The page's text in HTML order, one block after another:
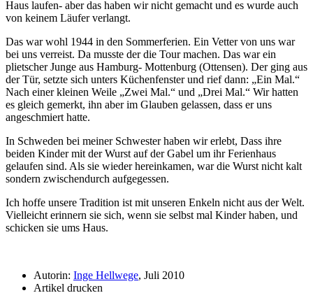
Haus laufen- aber das haben wir nicht gemacht und es wurde auch
von keinem Läufer verlangt.
Das war wohl 1944 in den Sommerferien. Ein Vetter von uns war
bei uns verreist. Da musste der die Tour machen. Das war ein
plietscher Junge aus Hamburg- Mottenburg (Ottensen). Der ging aus
der Tür, setzte sich unters Küchenfenster und rief dann:
Ein Mal.
Nach einer kleinen Weile
Zwei Mal. und Drei Mal.
Wir hatten
es gleich gemerkt, ihn aber im Glauben gelassen, dass er uns
angeschmiert hatte.
In Schweden bei meiner Schwester haben wir erlebt, Dass ihre
beiden Kinder mit der Wurst auf der Gabel um ihr Ferienhaus
gelaufen sind. Als sie wieder hereinkamen, war die Wurst nicht kalt
sondern zwischendurch aufgegessen.
Ich hoffe unsere Tradition ist mit unseren Enkeln nicht aus der Welt.
Vielleicht erinnern sie sich, wenn sie selbst mal Kinder haben, und
schicken sie ums Haus.
Autorin: Inge Hellwege, Juli 2010
Artikel drucken